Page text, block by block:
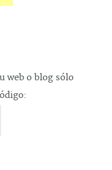
web o blog sólo